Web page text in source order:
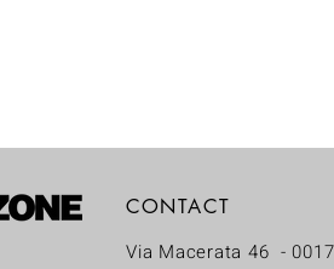
CONTACT
Via Macerata 46 -